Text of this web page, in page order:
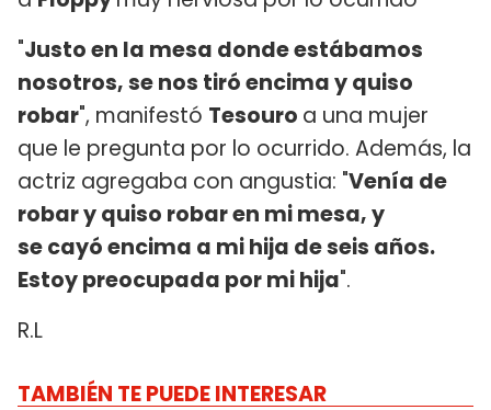
"Justo en la mesa donde estábamos
nosotros, se nos tiró encima y quiso
robar", manifestó Tesouro a una mujer
que le pregunta por lo ocurrido. Además, la
actriz agregaba con angustia: "Venía de
robar y quiso robar en mi mesa, y
se cayó encima a mi hija de seis años.
Estoy preocupada por mi hija".
R.L
TAMBIÉN TE PUEDE INTERESAR